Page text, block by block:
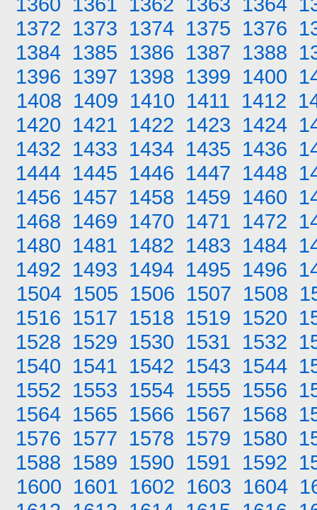
1372 1373 1374 1375 1376
1384 1385 1386 1387 1388
1396 1397 1398 1399 1400
1408 1409 1410 1411 1412
1420 1421 1422 1423 1424
1432 1433 1434 1435 1436
1444 1445 1446 1447 1448
1456 1457 1458 1459 1460
1468 1469 1470 1471 1472
1480 1481 1482 1483 1484
1492 1493 1494 1495 1496
1504 1505 1506 1507 1508
1516 1517 1518 1519 1520
1528 1529 1530 1531 1532
1540 1541 1542 1543 1544
1552 1553 1554 1555 1556
1564 1565 1566 1567 1568
1576 1577 1578 1579 1580
1588 1589 1590 1591 1592
1600 1601 1602 1603 1604